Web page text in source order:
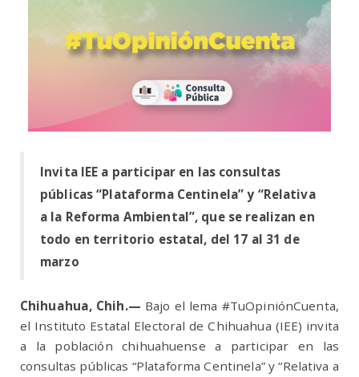
Invita IEE a participar en las consultas
públicas “Plataforma Centinela” y “Relativa
a la Reforma Ambiental”, que se realizan en
todo en territorio estatal, del 17 al 31 de
marzo
Chihuahua, Chih.— Bajo el lema #TuOpiniónCuenta,
el Instituto Estatal Electoral de Chihuahua (IEE) invita
a la población chihuahuense a participar en las
consultas públicas “Plataforma Centinela” y “Relativa a